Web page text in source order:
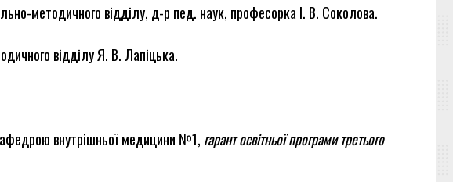
методичного відділу, д-р пед. наук, професорка І. В. Соколова.
відділу Я. В. Лапіцька.
внутрішньої медицини №1, гарант освітньої програми третього